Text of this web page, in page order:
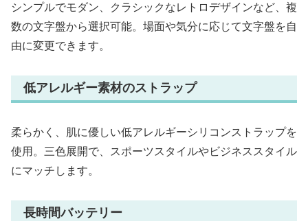
シンプルでモダン、クラシックなレトロデザインなど、複
数の文字盤から選択可能。場面や気分に応じて文字盤を自
由に変更できます。
低アレルギー素材のストラップ
柔らかく、肌に優しい低アレルギーシリコンストラップを
使用。三色展開で、スポーツスタイルやビジネススタイル
にマッチします。
長時間バッテリー